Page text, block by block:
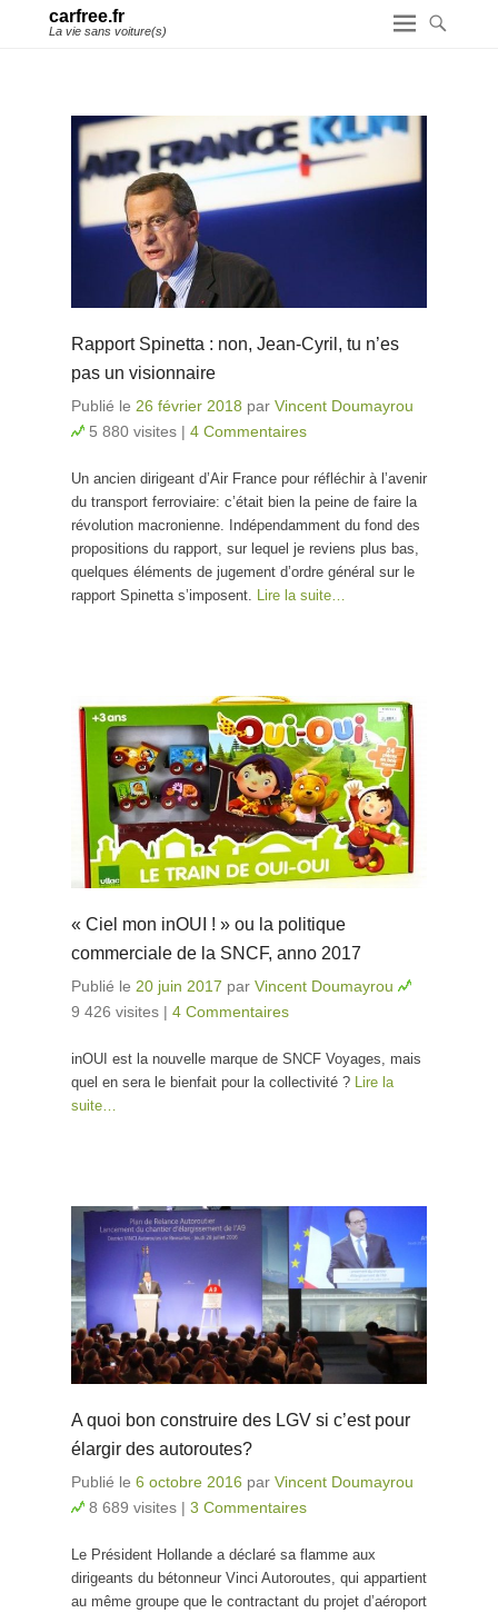
carfree.fr
La vie sans voiture(s)
Rapport Spinetta : non, Jean-Cyril, tu n’es
pas un visionnaire
Publié le 26 février 2018 par Vincent Doumayrou
5 880 visites | 4 Commentaires
Un ancien dirigeant d’Air France pour réfléchir à l’avenir
du transport ferroviaire: c’était bien la peine de faire la
révolution macronienne. Indépendamment du fond des
propositions du rapport, sur lequel je reviens plus bas,
quelques éléments de jugement d’ordre général sur le
rapport Spinetta s’imposent.
Lire la suite…
« Ciel mon inOUI ! » ou la politique
commerciale de la SNCF, anno 2017
Publié le 20 juin 2017 par Vincent Doumayrou
9 426 visites | 4 Commentaires
inOUI est la nouvelle marque de SNCF Voyages, mais
quel en sera le bienfait pour la collectivité ? Lire la
suite…
A quoi bon construire des LGV si c’est pour
élargir des autoroutes?
Publié le 6 octobre 2016 par Vincent Doumayrou
8 689 visites | 3 Commentaires
Le Président Hollande a déclaré sa flamme aux
dirigeants du bétonneur Vinci Autoroutes, qui appartient
au même groupe que le contractant du projet d’aéroport